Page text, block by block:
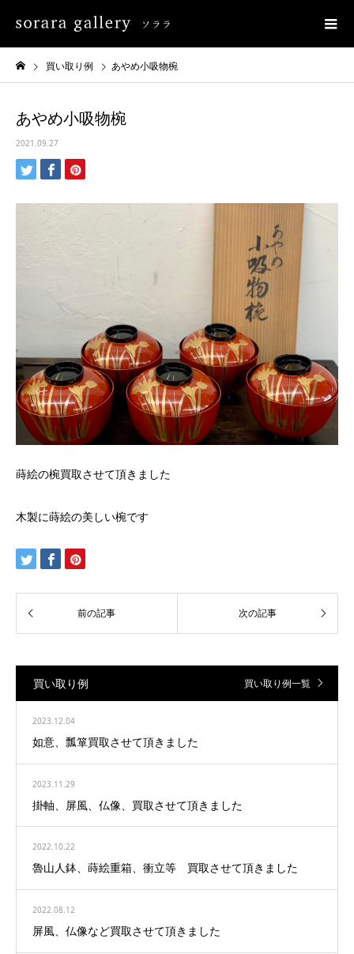
買い取り例 あやめ小吸物椀
あやめ小吸物椀
2021.09.27
蒔絵の椀買取させて頂きました
木製に蒔絵の美しい椀です
買い取り例 買い取り例一覧
2023.12.04
如意、瓢箪買取させて頂きました
2023.11.29
掛軸、屏風、仏像、買取させて頂きました
2022.10.22
魯山人鉢、蒔絵重箱、衝立等 買取させて頂きました
2022.08.12
屏風、仏像など買取させて頂きました